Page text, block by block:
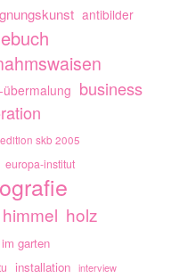
antibilder
übermalung business
edition skb 2005
europa-institut
himmel holz
im garten
installation interview